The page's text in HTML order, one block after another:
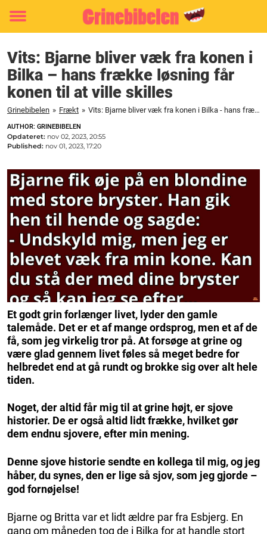
Toggle
Vits: Bjarne bliver væk fra konen i
Bilka – hans frække løsning får
konen til at ville skilles
Grinebibelen » Frækt » Vits: Bjarne bliver væk fra konen i Bilka - hans frække løsning får konen til at ville skilles
AUTHOR: GRINEBIBELEN
Opdateret: nov 02, 2023, 20:55
Published: nov 01, 2023, 17:20
Et godt grin forlænger livet, lyder den gamle
talemåde. Det er et af mange ordsprog, men et af de
få, som jeg virkelig tror på. At forsøge at grine og
være glad gennem livet føles så meget bedre for
helbredet end at gå rundt og brokke sig over alt hele
tiden.
Noget, der altid får mig til at grine højt, er sjove
historier. De er også altid lidt frække, hvilket gør
dem endnu sjovere, efter min mening.
Denne sjove historie sendte en kollega til mig, og jeg
håber, du synes, den er lige så sjov, som jeg gjorde –
god fornøjelse!
Bjarne og Britta var et lidt ældre par fra Esbjerg. En
gang om måneden tog de i Bilka for at handle stort